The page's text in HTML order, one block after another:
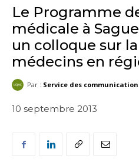
Le Programme
médicale à
un colloque sur
médecins en
Par : Service des
10 septembre 2013